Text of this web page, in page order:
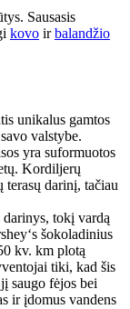
Sausasis
kovo irbalandžio
unikalus gamtos
valstybe.
yra suformuotos
Kordiljerų
terasų darinį, tačiau
tokį vardą
šokoladinius
kv. km plotą
tiki, kad šis
saugo fėjos bei
ir įdomus vandens